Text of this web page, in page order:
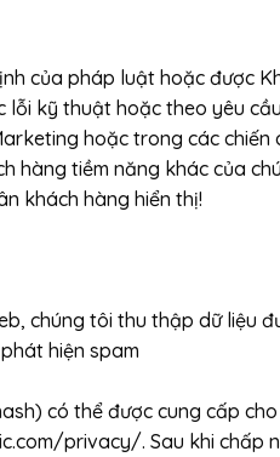
của pháp luật hoặc được
kỹ thuật hoặc theo yêu
hoặc trong các
tiềm năng khác của
khách hàng hiển thị!
chúng tôi thu thập dữ liệu
hiện spam
có thể được cung cấp
privacy/. Sau khi chấp